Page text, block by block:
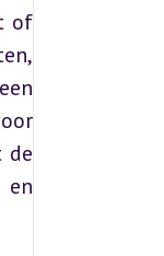
of
de
en